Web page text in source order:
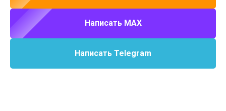
Написать MAX
Написать Telegram